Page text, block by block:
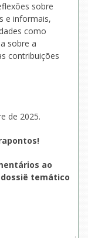
sobre
e informais,
como
sobre a
contribuições
de 2025.
ao
temático